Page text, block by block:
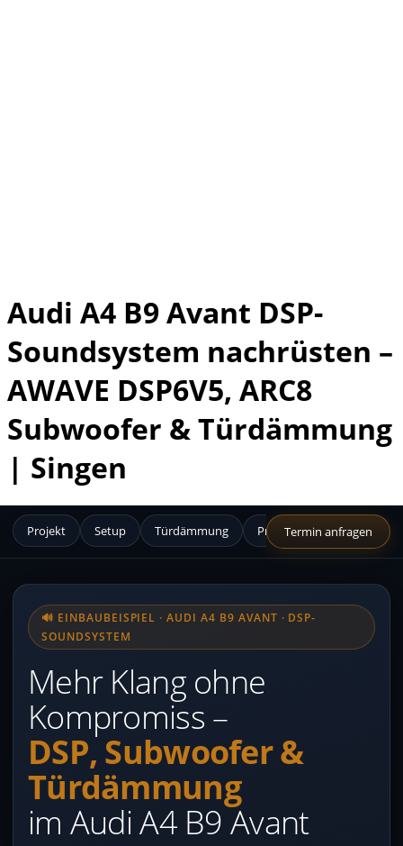
Audi A4 B9 Avant DSP-
Soundsystem nachrüsten –
AWAVE DSP6V5, ARC8
Subwoofer & Türdämmung
| Singen
Projekt Setup Türdämmung Produkte Bilder
Termin anfragen
🔊 EINBAUBEISPIEL · AUDI A4 B9 AVANT · DSP-
SOUNDSYSTEM
Mehr Klang ohne
Kompromiss –
DSP, Subwoofer &
Türdämmung
im Audi A4 B9 Avant